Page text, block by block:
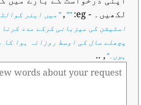
لکھیں۔- eg:
""
,
"میں ایئر
اسٹیشن کی میزبانی کرکے مدد کرنا
پچھلے سال کی اوسط روزانہ ہوا کا
ہوں۔"
, ..